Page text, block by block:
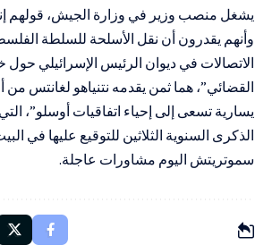
يشغل منصب وزير في وزارة الجيش، قولهم
وأنهم يقدرون أن نقل الأسلحة للسلطة
الاتصالات في ديوان الرئيس الإسرائيلي حول
القضائي”، هما ثمن يقدمه نتنياهو لغانتس
يسارية تسعى إلى إحياء اتفاقيات أوسلو”،
الذكرى السنوية الثلاثين للتوقيع عليها في
سموتريتش اليوم مشاورات عاجلة.